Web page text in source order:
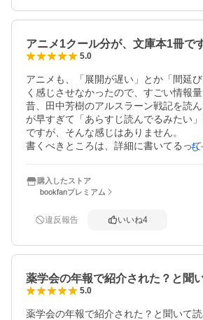
アニメ1クール分が、文庫本1冊で
5.0
アニメも、「展開が遅い」とか「間延
く感じさせなかったので、すごい情報量
昔、田中芳樹のアルスラーン戦記を読
が早すぎて「あらすじ読んでるみたい
ですが、そんな感じはありません。
書くべきところは、詳細に書いてるって
も
購入したストア
bookfanプレミアム
違反報告 いいね4
薬学会の年報で紹介された？と聞
5.0
薬学会の年報で紹介された？と聞いて